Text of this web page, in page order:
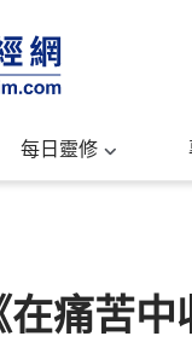
每日靈修
痛苦